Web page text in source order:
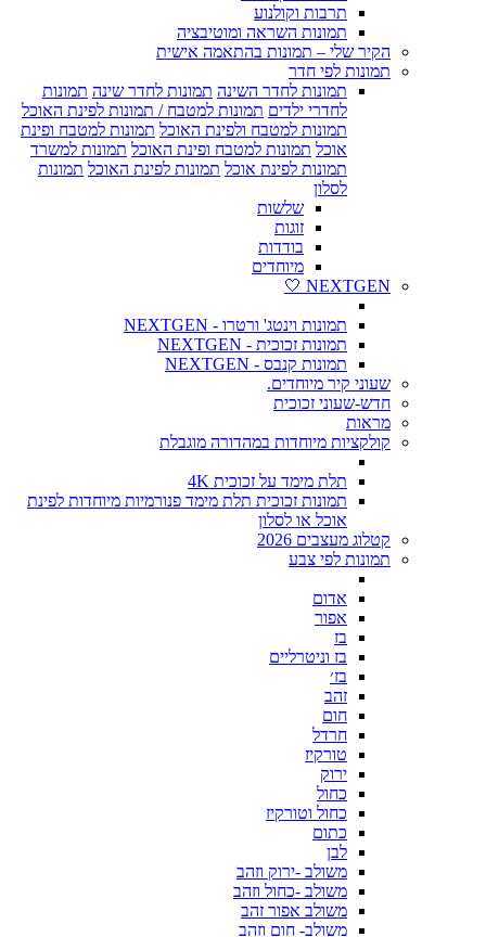
תרבות וקולנוע
תמונות השראה ומוטיבציה
הקיר שלי – תמונות בהתאמה אישית
תמונות לפי חדר
תמונות לחדר השינה תמונות לחדר שינה תמונות
לחדרי ילדים תמונות למטבח / תמונות לפינת האוכל
תמונות למטבח ולפינת האוכל תמונות למטבח ופינת
אוכל תמונות למטבח ופינת האוכל תמונות למשרד
תמונות לפינת אוכל תמונות לפינת האוכל תמונות
לסלון
שלשות
זוגות
בודדות
מיוחדים
NEXTGEN 🤍
תמונות וינטג' ורטרו - NEXTGEN
תמונות זכוכית - NEXTGEN
תמונות קנבס - NEXTGEN
שעוני קיר מיוחדים.
חדש-שעוני זכוכית
מראות
קולקציות מיוחדות במהדורה מוגבלת
תלת מימד על זכוכית 4K
תמונות זכוכית תלת מימד פנורמיות מיוחדות לפינת
אוכל או לסלון
קטלוג מעצבים 2026
תמונות לפי צבע
אדום
אפור
בז
בז וניטרליים
בז׳
זהב
חום
חרדל
טורקיז
ירוק
כחול
כחול וטורקיז
כתום
לבן
משולב -ירוק וזהב
משולב -כחול וזהב
משולב אפור זהב
משולב- חום וזהב